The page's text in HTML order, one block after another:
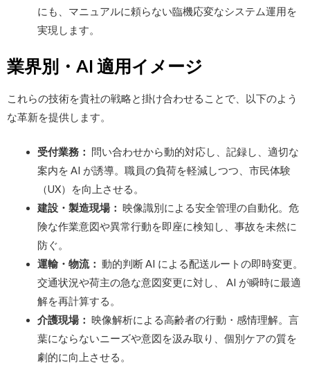
にも、マニュアルに頼らない臨機応変なシステム運用を
実現します。
業界別・AI 適用イメージ
これらの技術を貴社の戦略と掛け合わせることで、以下のよう
な革新を提供します。
受付業務： 問い合わせから動的対応し、記録し、適切な
案内を AI が誘導。職員の負荷を軽減しつつ、市民体験
（UX）を向上させる。
建設・製造現場： 映像識別による安全管理の自動化。危
険な作業意図や異常行動を即座に検知し、事故を未然に
防ぐ。
運輸・物流： 動的判断 AI による配送ルートの即時変更。
交通状況や荷主の急な意図変更に対し、 AI が瞬時に最適
解を再計算する。
介護現場： 映像解析による高齢者の行動・感情理解。言
葉にならないニーズや意図を汲み取り、個別ケアの質を
劇的に向上させる。